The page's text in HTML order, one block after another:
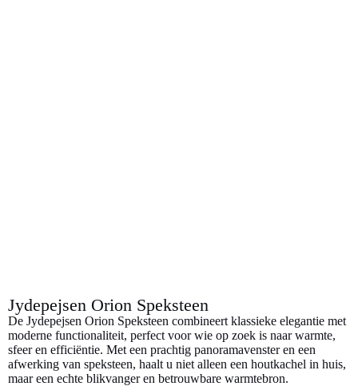
Jydepejsen Orion Speksteen
De Jydepejsen Orion Speksteen combineert klassieke elegantie met
moderne functionaliteit, perfect voor wie op zoek is naar warmte,
sfeer en efficiëntie. Met een prachtig panoramavenster en een
afwerking van speksteen, haalt u niet alleen een houtkachel in huis,
maar een echte blikvanger en betrouwbare warmtebron.